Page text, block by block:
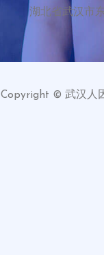
湖北省武汉市
Copyright © 武汉人